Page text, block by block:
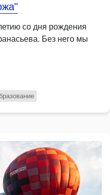
со дня рождения
Без него мы